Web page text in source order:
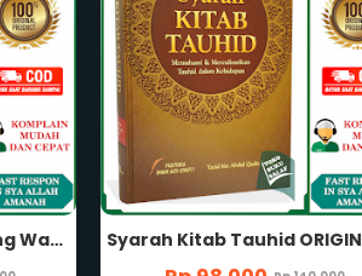
Syarah Kitab Tauhid ORIGINAL Memahami dan Merealisasikan Tauhid dalam Kehidupan Karya Yazid bin Abdul Qadir Jawas Penerbit Pustaka Imam Asy-Syafii